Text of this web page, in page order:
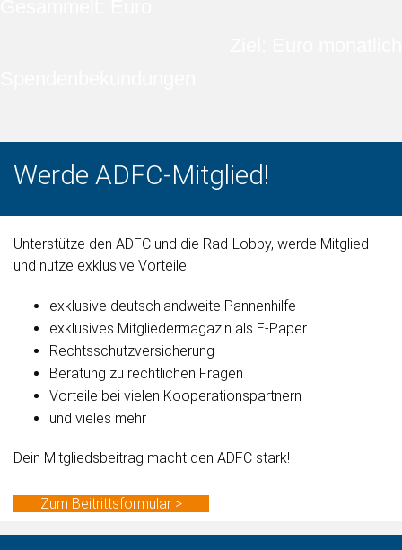
Werde ADFC-Mitglied!
Unterstütze den ADFC und die Rad-Lobby, werde Mitglied
und nutze exklusive Vorteile!
exklusive deutschlandweite Pannenhilfe
exklusives Mitgliedermagazin als E-Paper
Rechtsschutzversicherung
Beratung zu rechtlichen Fragen
Vorteile bei vielen Kooperationspartnern
und vieles mehr
Dein Mitgliedsbeitrag macht den ADFC stark!
Zum Beitrittsformular >